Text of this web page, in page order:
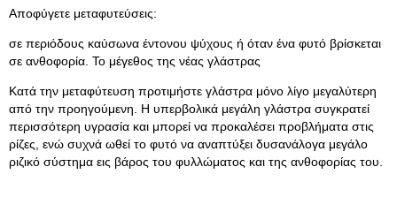
Αποφύγετε μεταφυτεύσεις:
σε περιόδους καύσωνα έντονου ψύχους ή όταν ένα φυτό βρίσκεται
σε ανθοφορία. Το μέγεθος της νέας γλάστρας
Κατά την μεταφύτευση προτιμήστε γλάστρα μόνο λίγο μεγαλύτερη
από την προηγούμενη. Η υπερβολικά μεγάλη γλάστρα συγκρατεί
περισσότερη υγρασία και μπορεί να προκαλέσει προβλήματα στις
ρίζες, ενώ συχνά ωθεί το φυτό να αναπτύξει δυσανάλογα μεγάλο
ριζικό σύστημα εις βάρος του φυλλώματος και της ανθοφορίας του.